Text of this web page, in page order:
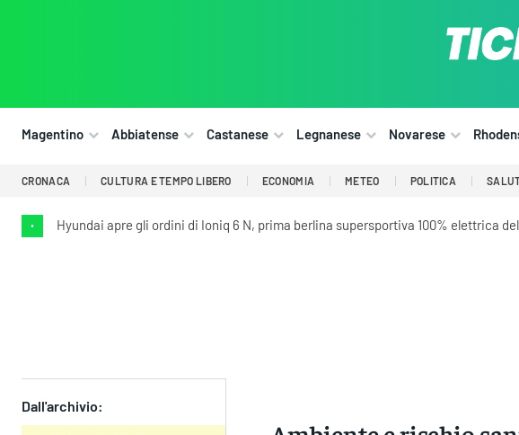
Magentino Abbiatense Castanese Legnanese Novarese
CRONACA CULTURA E TEMPO LIBERO ECONOMIA METEO POLITICA
• Hyundai apre gli ordini di Ioniq 6 N, prima berlina supersportiva 100% elettrica
Dall'archivio: